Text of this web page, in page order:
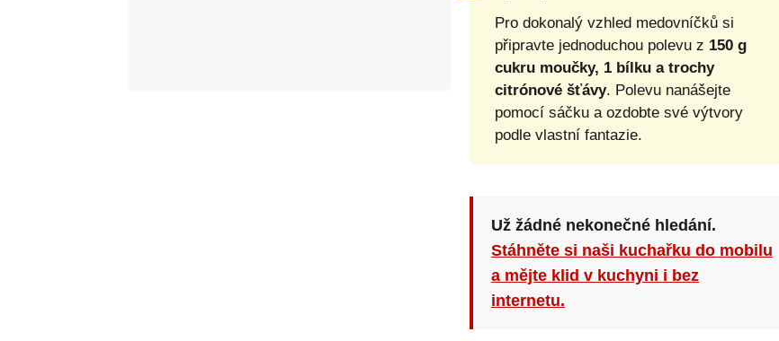
Pro dokonalý vzhled medovníčků si
připravte jednoduchou polevu z 150 g
cukru moučky, 1 bílku a trochy
citrónové šťávy. Polevu nanášejte
pomocí sáčku a ozdobte své výtvory
podle vlastní fantazie.
Už žádné nekonečné hledání.
Stáhněte si naši kuchařku do mobilu
a mějte klid v kuchyni i bez
internetu.